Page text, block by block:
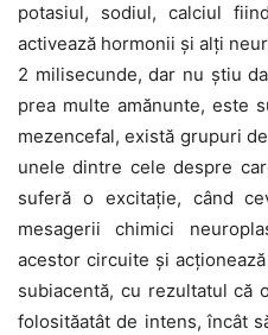
potasiul, sodiul, calciul
activează hormonii și alți
2 milisecunde, dar nu știu
prea multe amănunte, este
mezencefal, există grupuri
unele dintre cele despre
suferă o excitație, când
mesagerii chimici
acestor circuite și
subiacentă, cu rezultatul că
folosităatât de intens, încât